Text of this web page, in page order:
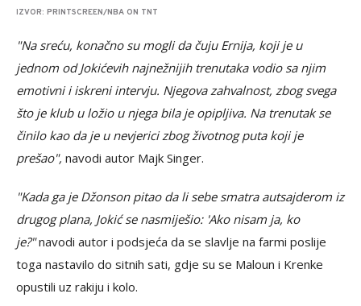
IZVOR: PRINTSCREEN/NBA ON TNT
"Na sreću, konačno su mogli da čuju Ernija, koji je u
jednom od Jokićevih najnežnijih trenutaka vodio sa njim
emotivni i iskreni intervju. Njegova zahvalnost, zbog svega
što je klub u ložio u njega bila je opipljiva. Na trenutak se
činilo kao da je u nevjerici zbog životnog puta koji je
prešao", navodi autor Majk Singer.
"Kada ga je Džonson pitao da li sebe smatra autsajderom iz
drugog plana, Jokić se nasmiješio: 'Ako nisam ja, ko
je?"navodi autor i podsjeća da se slavlje na farmi poslije
toga nastavilo do sitnih sati, gdje su se Maloun i Krenke
opustili uz rakiju i kolo.